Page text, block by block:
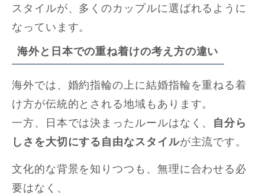
スタイルが、多くのカップルに選ばれるように
なっています。
海外と日本での重ね着けの考え方の違い
海外では、婚約指輪の上に結婚指輪を重ねる着
け方が伝統的とされる地域もあります。
一方、日本では決まったルールはなく、 自分ら
しさを大切にする自由なスタイルが主流です。
文化的な背景を知りつつも、無理に合わせる必
要はなく、